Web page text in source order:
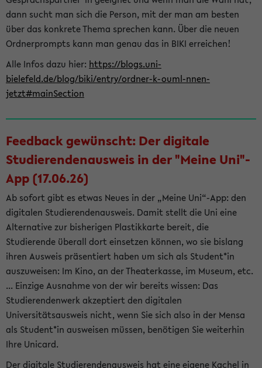
dann sucht man sich die Person, mit der man am besten
über das konkrete Thema sprechen kann. Über die neuen
Ordnerprompts kann man genau das in BIKI erreichen!
Alle Infos dazu hier: https://blogs.uni-
bielefeld.de/blog/biki/entry/ordner-k-ouml-nnen-
jetzt#mainSection
Feedback gewünscht: Der digitale
Studierendenausweis in der "Meine Uni"-
App (17.06.26)
Ab sofort gibt es etwas Neues in der „Meine Uni“-App: den
digitalen Studierendenausweis. Damit stellt die Uni eine
Alternative zur bisherigen Plastikkarte bereit, die
Studierende überall dort einsetzen können, wo sie bislang
ihren Ausweis präsentiert haben um sich als Student*in
auszuweisen: Im Kino, an der Theaterkasse, im Museum, etc.
... Einzige Ausnahme von der wir bereits wissen: Das
Studierendenwerk akzeptiert den digitalen
Universitätsausweis nicht, wenn Sie sich also in der Mensa
als Student*in ausweisen müssen, benötigen Sie weiterhin
Ihre Unicard.
Der digitale Studierendenausweis hat eine eigene Kachel in